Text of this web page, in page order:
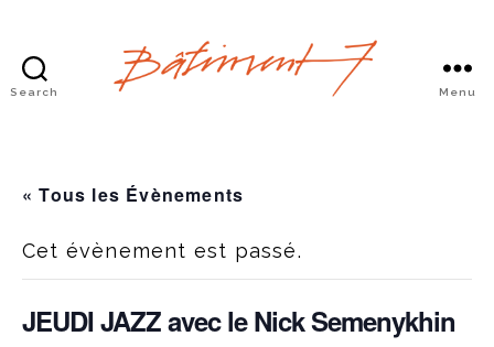
Search Menu
« Tous les Évènements
Cet évènement est passé.
JEUDI JAZZ avec le Nick Semenykhin